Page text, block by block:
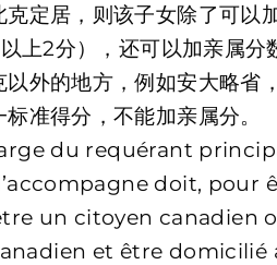
定居，则该子女除了可以
上2分），还可以加亲属分
以外的地方，例如安大略省
准得分，不能加亲属分。
du requérant
doit, pour
un citoyen canadien
et être domicilié